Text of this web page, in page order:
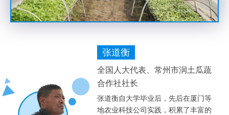
张道衡
全国人大代表、常州市润土瓜蔬
合作社社长
张道衡自大学毕业后，先后在厦门等
地农业科技公司实践，积累了丰富的